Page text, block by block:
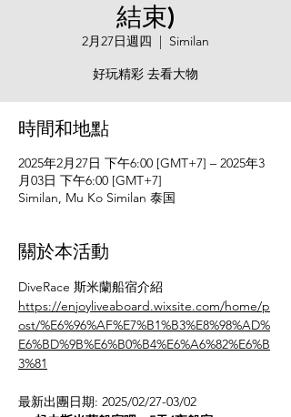
結束)
2月27日週四
  |
Similan
好玩精彩 去看大物
時間和地點
2025年2月27日 下午6:00 [GMT+7] – 2025年3
月03日 下午6:00 [GMT+7]
Similan, Mu Ko Similan 泰国
關於本活動
DiveRace 斯米蘭船宿介紹
https://enjoyliveaboard.wixsite.com/home/p
ost/%E6%96%AF%E7%B1%B3%E8%98%AD%
E6%BD%9B%E6%B0%B4%E6%A6%82%E6%B
3%81
最新出團日期: 2025/02/27-03/02